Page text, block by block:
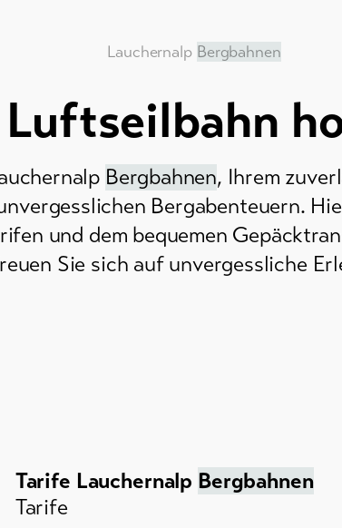
Lauchernalp Bergbahnen
Bergbahnen, Ihrem
Bergabenteuern.
und dem bequemen
Sie sich auf unvergessliche
Tarife Lauchernalp Bergbahnen
Tarife